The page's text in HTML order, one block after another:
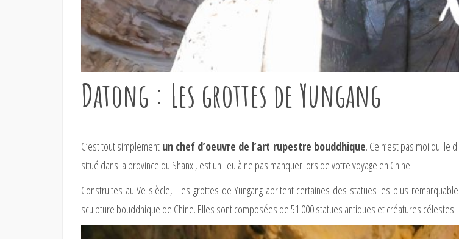
Datong : Les grottes de Yungang
C’est tout simplement un chef d’oeuvre de l’art rupestre bouddhique. Ce n’est pas moi qui le
situé dans la province du Shanxi, est un lieu à ne pas manquer lors de votre voyage en Chine!
Construites au Ve siècle, les grottes de Yungang abritent certaines des statues les plus
sculpture bouddhique de Chine. Elles sont composées de 51 000 statues antiques et créatures célestes.